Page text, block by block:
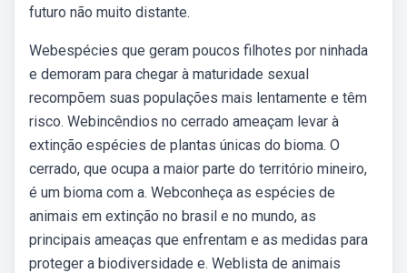
futuro não muito distante.
Webespécies que geram poucos filhotes por ninhada
e demoram para chegar à maturidade sexual
recompõem suas populações mais lentamente e têm
risco. Webincêndios no cerrado ameaçam levar à
extinção espécies de plantas únicas do bioma. O
cerrado, que ocupa a maior parte do território mineiro,
é um bioma com a. Webconheça as espécies de
animais em extinção no brasil e no mundo, as
principais ameaças que enfrentam e as medidas para
proteger a biodiversidade e. Weblista de animais